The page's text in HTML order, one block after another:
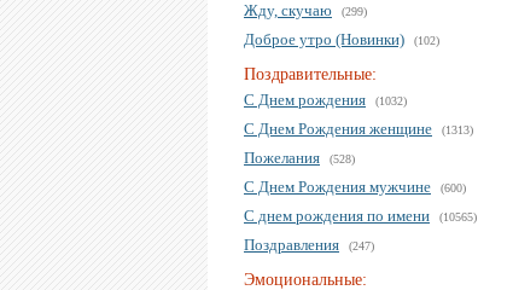
Жду, скучаю (299)
Доброе утро (Новинки) (102)
Поздравительные:
С Днем рождения
(1032)
С Днем Рождения женщине (1313)
Пожелания (528)
С Днем Рождения мужчине (600)
С днем рождения по имени (10565)
Поздравления (247)
Эмоциональные: